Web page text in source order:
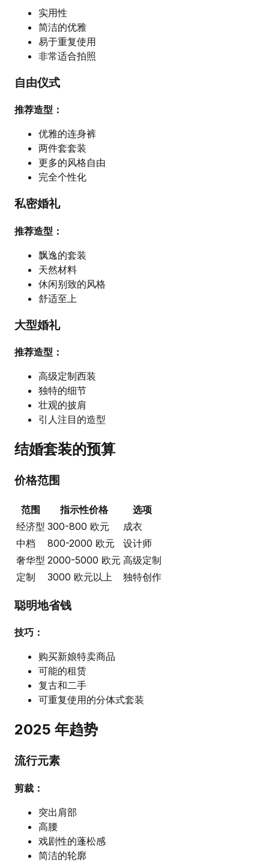
实用性
简洁的优雅
易于重复使用
非常适合拍照
自由仪式
推荐造型：
优雅的连身裤
两件套套装
更多的风格自由
完全个性化
私密婚礼
推荐造型：
飘逸的套装
天然材料
休闲别致的风格
舒适至上
大型婚礼
推荐造型：
高级定制西装
独特的细节
壮观的披肩
引人注目的造型
结婚套装的预算
价格范围
范围 指示性价格
选项
经济型 300-800 欧元
成衣
中档
800-2000 欧元
设计师
奢华型 2000-5000 欧元 高级定制
定制
3000 欧元以上 独特创作
聪明地省钱
技巧：
购买新娘特卖商品
可能的租赁
复古和二手
可重复使用的分体式套装
2025 年趋势
流行元素
剪裁：
突出肩部
高腰
戏剧性的蓬松感
简洁的轮廓